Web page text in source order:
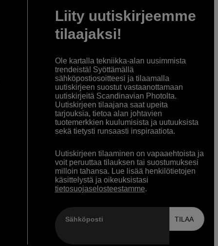
Liity uutiskirjeemme
tilaajaksi!
Ole kartalla tekniikka-alan uusimmista
trendeistä! Syöttämällä
sähköpostiosoitteesi ja tilaamalla
uutiskirjeen suostut vastaanottamaan
uutiskirjeitä Scandinavian Photolta.
Uutiskirjeen tilaajana saat upeita
tarjouksia, tietoa alan johtavien
tuotemerkkien kuulumisista ja uutuuksista
sekä tietysti runsaasti inspiraatiota.
Uutiskirjeen tilaaminen on vapaaehtoista ja
voit peruuttaa tilauksen tai suostumuksesi
milloin tahansa. Lue lisää henkilötietojen
käsittelystä ja oikeuksistasi
tietosuojaselosteestamme.
Sähköposti TILAA